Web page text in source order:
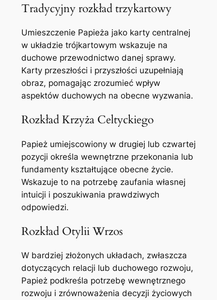
Tradycyjny rozkład trzykartowy
Umieszczenie Papieża jako karty centralnej
w układzie trójkartowym wskazuje na
duchowe przewodnictwo danej sprawy.
Karty przeszłości i przyszłości uzupełniają
obraz, pomagając zrozumieć wpływ
aspektów duchowych na obecne wyzwania.
Rozkład Krzyża Celtyckiego
Papież umiejscowiony w drugiej lub czwartej
pozycji określa wewnętrzne przekonania lub
fundamenty kształtujące obecne życie.
Wskazuje to na potrzebę zaufania własnej
intuicji i poszukiwania prawdziwych
odpowiedzi.
Rozkład Otylii Wrzos
W bardziej złożonych układach, zwłaszcza
dotyczących relacji lub duchowego rozwoju,
Papież podkreśla potrzebę wewnętrznego
rozwoju i zrównoważenia decyzji życiowych